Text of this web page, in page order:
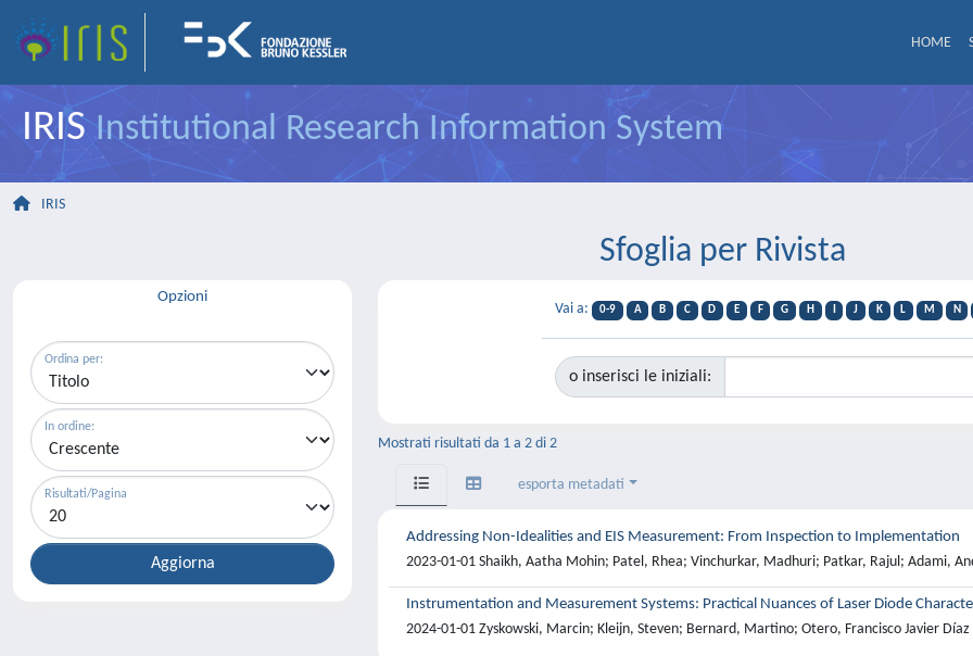
HOME
IRISInstitutional Research Information System
IRIS
Sfoglia per Rivista
Opzioni
Ordina per:
In ordine:
Risultati/Pagina
Vai a: 0-9 A B C D E F G H J K L M N
o inserisci le iniziali:
Mostrati risultati da 1 a 2 di 2
esporta metadati
Addressing Non-Idealities and EIS Measurement: From Inspection to Implementation
2023-01-01 Shaikh, Aatha Mohin; Patel, Rhea; Vinchurkar, Madhuri; Patkar, Rajul; Adami,
Instrumentation and Measurement Systems: Practical Nuances of Laser Diode
2024-01-01 Zyskowski, Marcin; Kleijn, Steven; Bernard, Martino; Otero, Francisco Javier Díaz